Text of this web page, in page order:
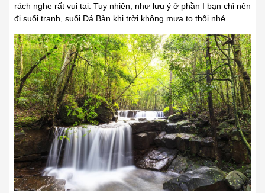
rách nghe rất vui tai. Tuy nhiên, như lưu ý ở phần I bạn chỉ nên
đi suối tranh, suối Đá Bàn khi trời không mưa to thôi nhé.